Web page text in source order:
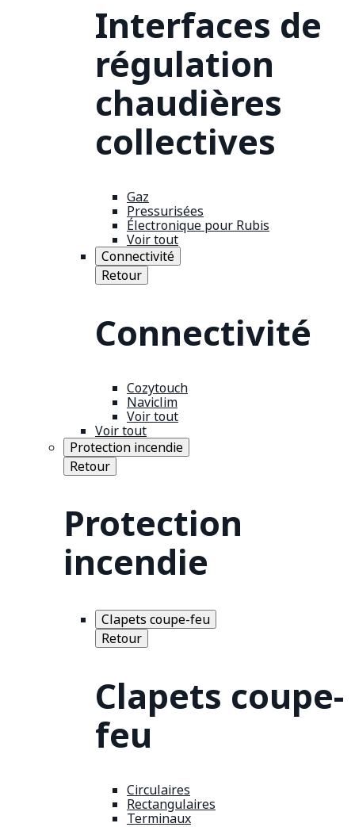
Interfaces de
régulation
chaudières
collectives
Gaz
Pressurisées
Électronique pour Rubis
Voir tout
Connectivité
Retour
Connectivité
Cozytouch
Naviclim
Voir tout
Voir tout
Protection incendie
Retour
Protection
incendie
Clapets coupe-feu
Retour
Clapets coupe-
feu
Circulaires
Rectangulaires
Terminaux